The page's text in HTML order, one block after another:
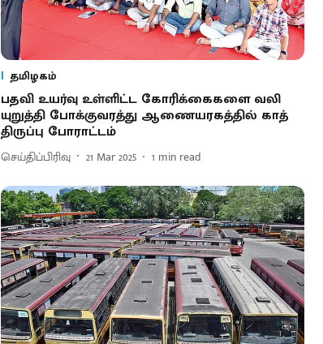
தமிழகம்
ப​தவி உயர்வு உள்​ளிட்ட கோரிக்​கைகளை வலி​
யுறுத்தி போக்​கு​வரத்து ஆணை​யரகத்​தில் காத்​
திருப்பு போ​ராட்​டம்
செய்திப்பிரிவு 21 Mar 2025 1 min read